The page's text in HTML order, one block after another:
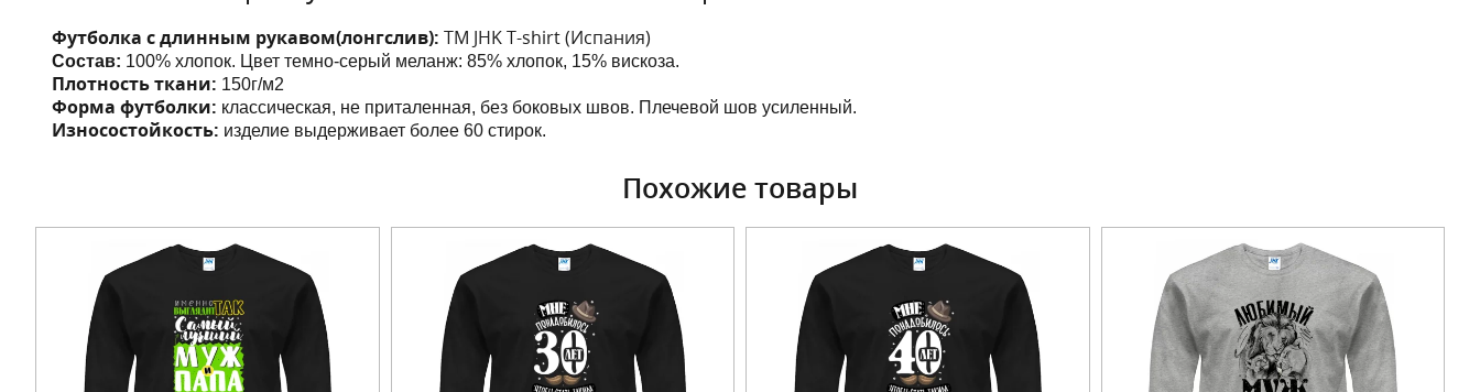
Футболка с длинным рукавом(лонгслив): ТМ JHK T-shirt (Испания)
Состав: 100% хлопок. Цвет темно-серый меланж: 85% хлопок, 15% вискоза.
Плотность ткани: 150г/м2
Форма футболки: классическая, не приталенная, без боковых швов. Плечевой шов усиленный.
Износостойкость: изделие выдерживает более 60 стирок.
Похожие товары